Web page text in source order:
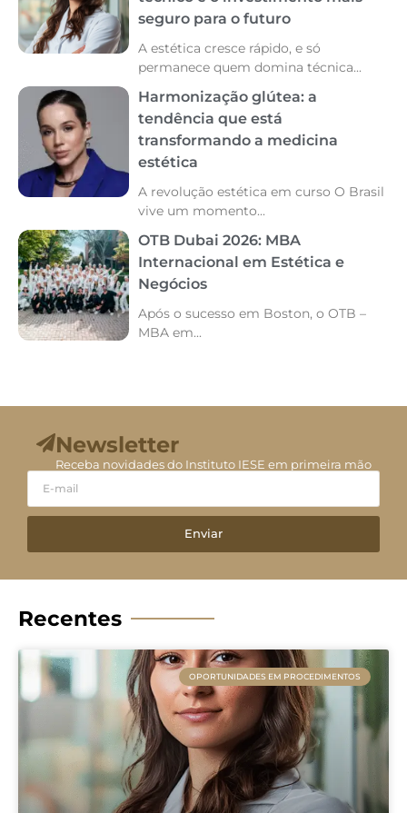
seguro para o futuro
A estética cresce rápido, e só
permanece quem domina técnica...
Harmonização glútea: a
tendência que está
transformando a medicina
estética
A revolução estética em curso O Brasil
vive um momento...
OTB Dubai 2026: MBA
Internacional em Estética e
Negócios
Após o sucesso em Boston, o OTB –
MBA em...
Newsletter
Receba novidades do Instituto IESE em primeira mão
Enviar
Recentes
OPORTUNIDADES EM PROCEDIMENTOS